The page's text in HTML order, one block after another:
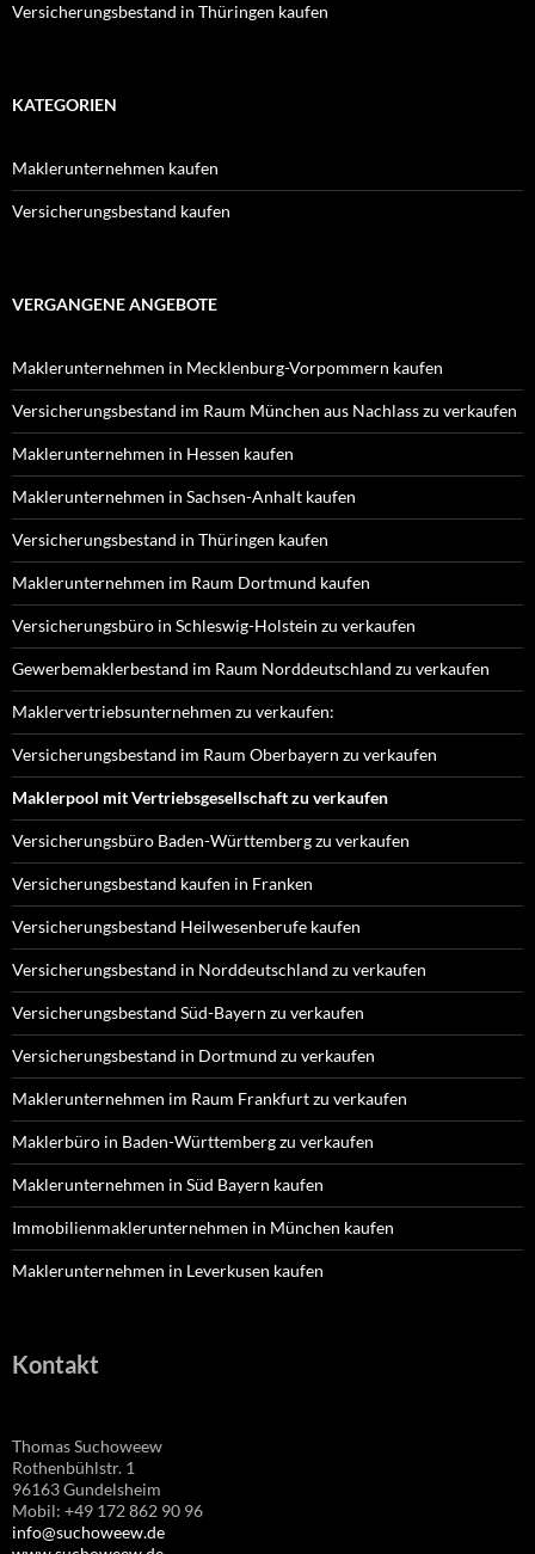
Versicherungsbestand in Thüringen kaufen
KATEGORIEN
Maklerunternehmen kaufen
Versicherungsbestand kaufen
VERGANGENE ANGEBOTE
Maklerunternehmen in Mecklenburg-Vorpommern kaufen
Versicherungsbestand im Raum München aus Nachlass zu verkaufen
Maklerunternehmen in Hessen kaufen
Maklerunternehmen in Sachsen-Anhalt kaufen
Versicherungsbestand in Thüringen kaufen
Maklerunternehmen im Raum Dortmund kaufen
Versicherungsbüro in Schleswig-Holstein zu verkaufen
Gewerbemaklerbestand im Raum Norddeutschland zu verkaufen
Maklervertriebsunternehmen zu verkaufen:
Versicherungsbestand im Raum Oberbayern zu verkaufen
Maklerpool mit Vertriebsgesellschaft zu verkaufen
Versicherungsbüro Baden-Württemberg zu verkaufen
Versicherungsbestand kaufen in Franken
Versicherungsbestand Heilwesenberufe kaufen
Versicherungsbestand in Norddeutschland zu verkaufen
Versicherungsbestand Süd-Bayern zu verkaufen
Versicherungsbestand in Dortmund zu verkaufen
Maklerunternehmen im Raum Frankfurt zu verkaufen
Maklerbüro in Baden-Württemberg zu verkaufen
Maklerunternehmen in Süd Bayern kaufen
Immobilienmaklerunternehmen in München kaufen
Maklerunternehmen in Leverkusen kaufen
Kontakt
Thomas Suchoweew
Rothenbühlstr. 1
96163 Gundelsheim
Mobil: +49 172 862 90 96
info@suchoweew.de